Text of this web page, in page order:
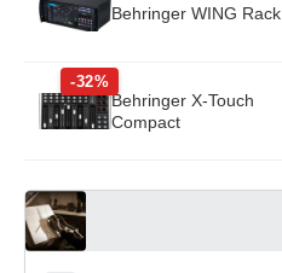
Behringer WING Rack
-32%
Behringer X-Touch
Compact